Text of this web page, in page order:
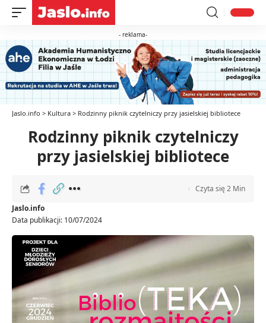
- reklama-
Jaslo.info > Kultura > Rodzinny piknik czytelniczy przy jasielskiej bibliotece
Rodzinny piknik czytelniczy
przy jasielskiej bibliotece
Data publikacji: 10/07/2024
Jaslo.info
Czyta się 2 Min